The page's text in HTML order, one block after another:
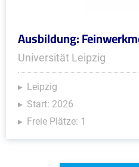
Ausbildung:
Universität Leipzig
Leipzig
Start: 2026
Freie Plätze: 1